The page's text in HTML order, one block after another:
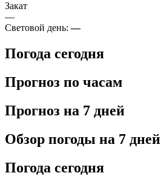
Закат
—
Световой день:—
Погода сегодня
Прогноз по часам
Прогноз на 7 дней
Обзор погоды на 7 дней
Погода сегодня